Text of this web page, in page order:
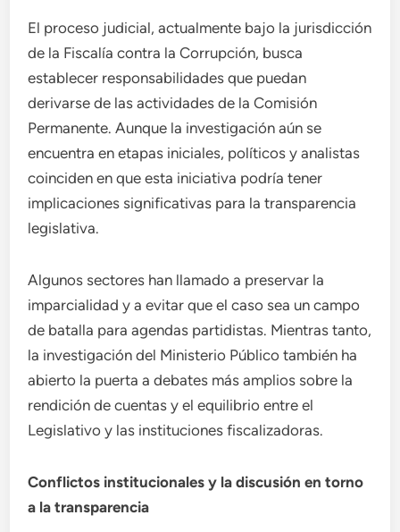
El proceso judicial, actualmente bajo la jurisdicción
de la Fiscalía contra la Corrupción, busca
establecer responsabilidades que puedan
derivarse de las actividades de la Comisión
Permanente. Aunque la investigación aún se
encuentra en etapas iniciales, políticos y analistas
coinciden en que esta iniciativa podría tener
implicaciones significativas para la transparencia
legislativa.
Algunos sectores han llamado a preservar la
imparcialidad y a evitar que el caso sea un campo
de batalla para agendas partidistas. Mientras tanto,
la investigación del Ministerio Público también ha
abierto la puerta a debates más amplios sobre la
rendición de cuentas y el equilibrio entre el
Legislativo y las instituciones fiscalizadoras.
Conflictos institucionales y la discusión en torno
a la transparencia